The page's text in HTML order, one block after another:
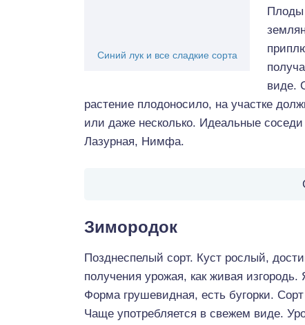
Синий лук и все сладкие сорта
Плоды
виде.
растение плодоносило, на участке
или даже несколько. Идеальные
Лазурная, Нимфа.
Зимородок
Позднеспелый сорт. Куст рослый,
получения урожая, как живая
Форма грушевидная, есть бугорки.
Чаще употребляется в свежем виде.